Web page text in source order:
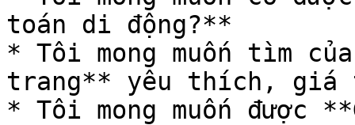
toán di động?**
* Tôi mong muốn tìm
trang** yêu thích, giá
* Tôi mong muốn